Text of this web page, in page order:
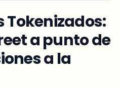
Tokenizados:
a punto de
a la